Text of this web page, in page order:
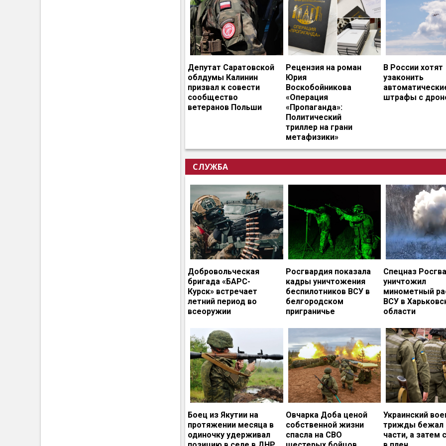
Депутат Саратовской
облдумы Калинин
призвал к совести
сообщество
ветеранов Польши
Рецензия на роман
Юрия
Воскобойникова
«Операция
«Пропаганда»:
Политический
триллер на грани
метафизики»
В России хотят
узаконить
штрафы с
СЛУЖБА
Добровольческая
бригада «БАРС-
Курск» встречает
летний период во
всеоружии
Росгвардия показала
кадры уничтожения
беспилотников ВСУ в
белгородском
приграничье
Спецназ
уничтожил
минометный
ВСУ в
области
Боец из Якутии на
протяжении месяца в
одиночку удерживал
Овчарка Доба ценой
собственной жизни
спасла на СВО
Украинский
трижды бежал
части, а затем